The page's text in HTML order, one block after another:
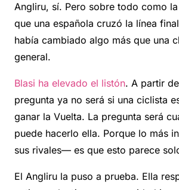
Angliru, sí. Pero sobre todo como
que una española cruzó la línea
había cambiado algo más que una
general.
Blasi ha elevado el listón. A partir
pregunta ya no será si una ciclista
ganar la Vuelta. La pregunta será
puede hacerlo ella. Porque lo más
sus rivales— es que esto parece
El Angliru la puso a prueba. Ella